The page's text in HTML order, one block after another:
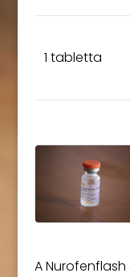
1 tabletta
A